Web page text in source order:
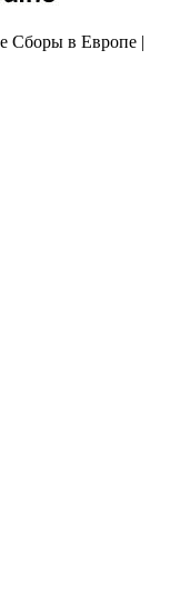
Сборы в Европе |